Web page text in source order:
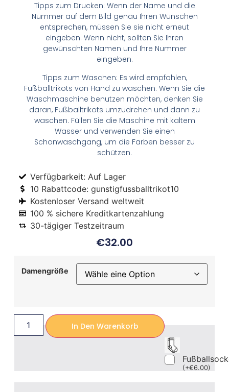
Tipps zum Drucken: Wenn der Name und die
Nummer auf dem Bild genau Ihren Wünschen
entsprechen, müssen Sie sie nicht erneut
eingeben. Wenn nicht, sollten Sie Ihren
gewünschten Namen und Ihre Nummer
eingeben.
Tipps zum Waschen: Es wird empfohlen,
Fußballtrikots von Hand zu waschen. Wenn Sie die
Waschmaschine benutzen möchten, denken Sie
daran, Fußballtrikots umzudrehen und dann zu
waschen. Füllen Sie die Maschine mit kaltem
Wasser und verwenden Sie einen
Schonwaschgang, um die Farben besser zu
schützen.
Verfügbarkeit: Auf Lager
10 Rabattcode: gunstigfussballtrikot10
Kostenloser Versand weltweit
100 % sichere Kreditkartenzahlung
30-tägiger Testzeitraum
€32.00
Damengröße
In Den Warenkorb
(+€6.00)